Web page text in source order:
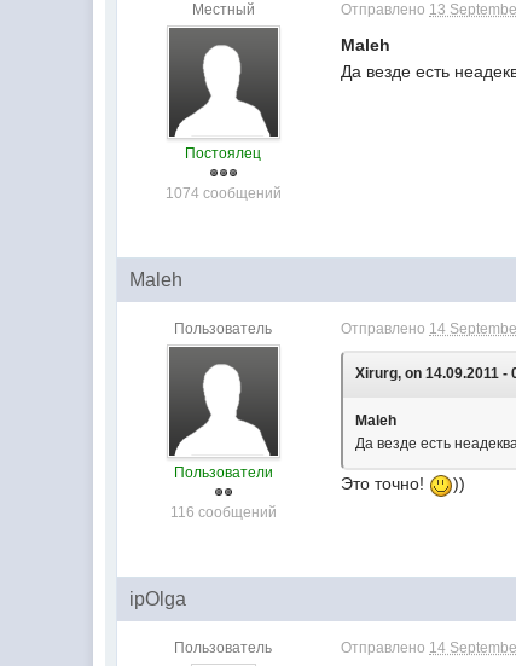
Местный
Постоялец
1074 сообщений
Отправлено 13
Maleh
Да везде есть
Maleh
Пользователь
Пользователи
116 сообщений
Отправлено 14
Xirurg, on 14.09.2011 -
Maleh
Да везде есть
Это точно! ))
ipOlga
Пользователь Отправлено 14